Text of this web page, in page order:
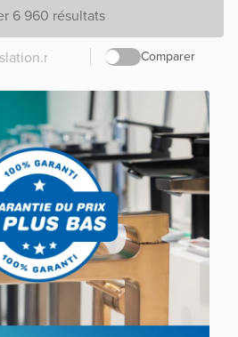
6 960 résultats
Comparer